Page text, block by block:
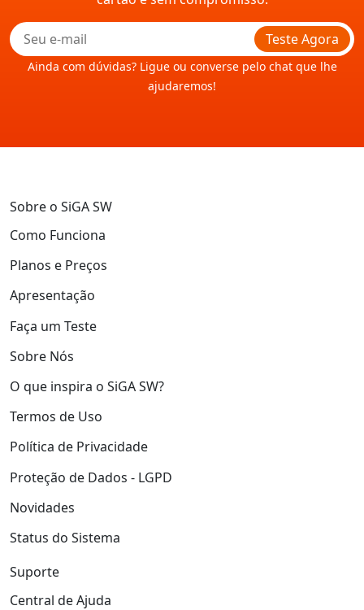
Teste Agora
Ainda com dúvidas? Ligue ou converse pelo chat que lhe
ajudaremos!
Sobre o SiGA SW
Como Funciona
Planos e Preços
Apresentação
Faça um Teste
Sobre Nós
O que inspira o SiGA SW?
Termos de Uso
Política de Privacidade
Proteção de Dados - LGPD
Novidades
Status do Sistema
Suporte
Central de Ajuda